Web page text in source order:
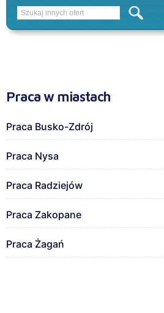
Praca w miastach
Praca Busko-Zdrój
Praca Nysa
Praca Radziejów
Praca Zakopane
Praca Żagań